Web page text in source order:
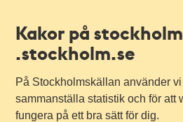
Kakor på
.stockholm.se
På Stockholmskällan använder
sammanställa statistik och för att
fungera på ett bra sätt för dig.